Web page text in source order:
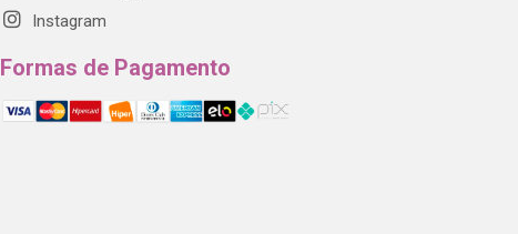
Instagram
Formas de Pagamento